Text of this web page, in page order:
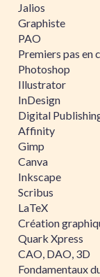
Jalios
Graphiste
PAO
Premiers pas en
Photoshop
Illustrator
InDesign
Digital
Affinity
Gimp
Canva
Inkscape
Scribus
LaTeX
Création
Quark Xpress
CAO, DAO, 3D
Fondamentaux